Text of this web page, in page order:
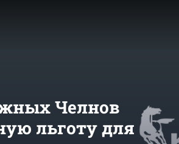
Челнов
льготу для